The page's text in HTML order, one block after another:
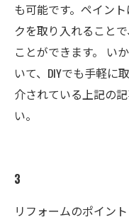
も可能です。ペイン
クを取り入れること
ことができます。 い
いて、DIYでも手軽に
介されている上記の
い。
3
リフォームのポイン